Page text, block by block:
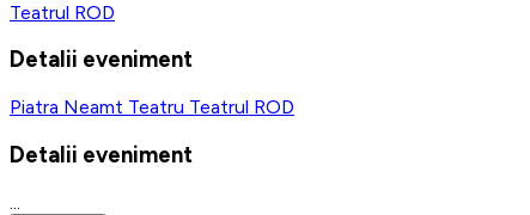
Teatrul ROD
Detalii eveniment
Piatra Neamt Teatru Teatrul ROD
Detalii eveniment